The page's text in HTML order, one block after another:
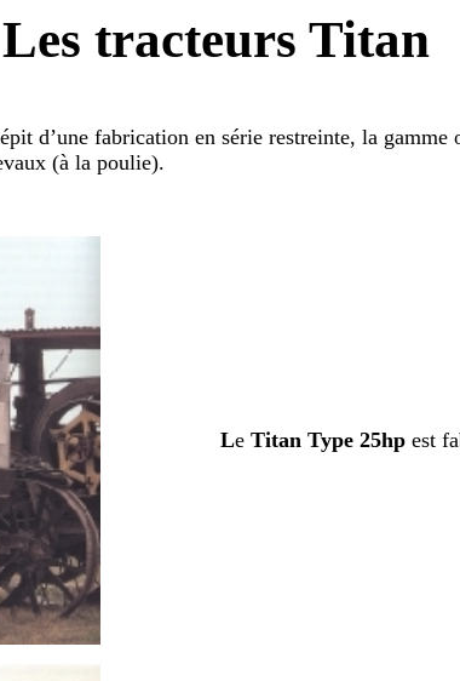
Les tracteurs Titan
d’une fabrication en série restreinte, la
(à la poulie).
Le Titan Type 25hp est